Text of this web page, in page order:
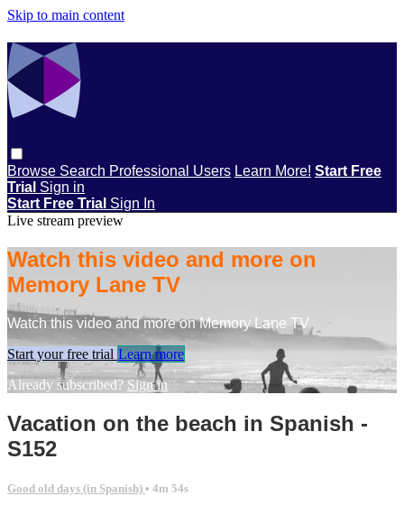
Skip to main content
Browse Search Professional Users Learn More! Start Free
Trial Sign in
Start Free Trial Sign In
Live stream preview
Watch this video and more on
Memory Lane TV
Watch this video and more on Memory Lane TV
Start your free trial Learn more
Already subscribed?Sign in
Vacation on the beach in Spanish -
S152
Good old days (in Spanish) • 4m 54s